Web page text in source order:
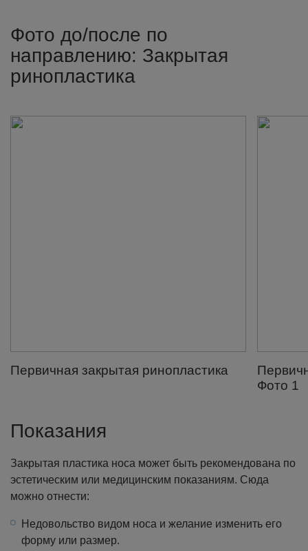
Фото до/после по
направлению: Закрытая
ринопластика
Первичная закрытая ринопластика
Фото 1
Показания
Закрытая пластика носа может быть рекомендована по
эстетическим или медицинским показаниям. Сюда
можно отнести:
Недовольство видом носа и желание изменить его
форму или размер.